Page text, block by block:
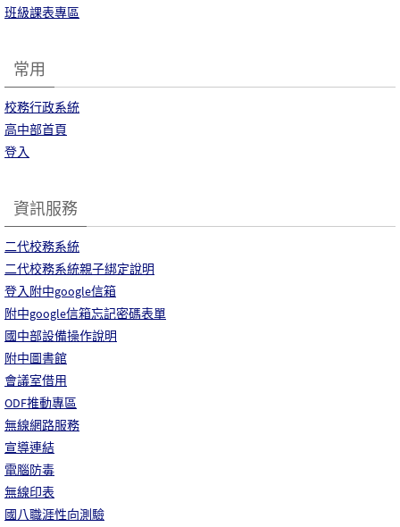
班級課表專區
常用
校務行政系統
高中部首頁
登入
資訊服務
二代校務系統
二代校務系統親子綁定說明
登入附中google信箱
附中google信箱忘記密碼表單
國中部設備操作說明
附中圖書館
會議室借用
ODF推動專區
無線網路服務
宣導連結
電腦防毒
無線印表
國八職涯性向測驗